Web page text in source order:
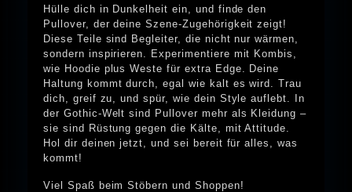
Hülle dich in Dunkelheit ein, und finde den
Pullover, der deine Szene-Zugehörigkeit zeigt!
Diese Teile sind Begleiter, die nicht nur wärmen,
sondern inspirieren. Experimentiere mit Kombis,
wie Hoodie plus Weste für extra Edge. Deine
Haltung kommt durch, egal wie kalt es wird. Trau
dich, greif zu, und spür, wie dein Style auflebt. In
der Gothic-Welt sind Pullover mehr als Kleidung –
sie sind Rüstung gegen die Kälte, mit Attitude.
Hol dir deinen jetzt, und sei bereit für alles, was
kommt!
Viel Spaß beim Stöbern und Shoppen!